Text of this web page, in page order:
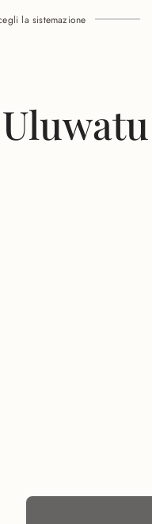
la sistemazione